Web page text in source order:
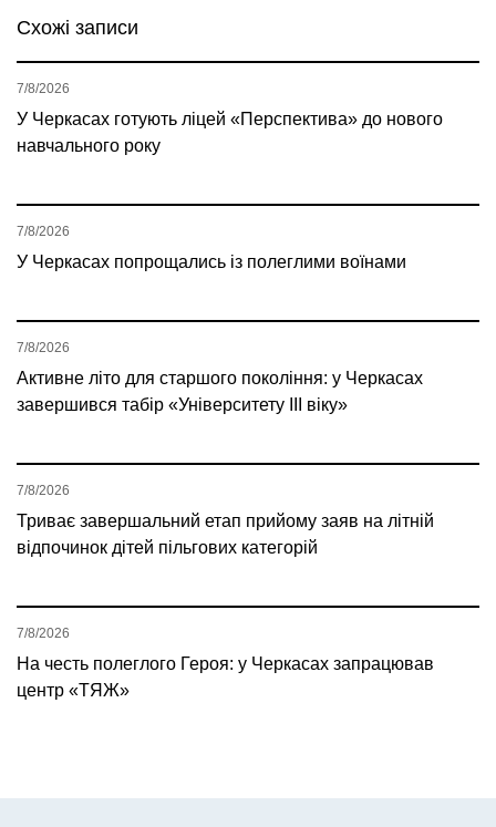
Схожі записи
У Черкасах готують ліцей «Перспектива» до нового
навчального року
7/8/2026
У Черкасах попрощались із полеглими воїнами
7/8/2026
Активне літо для старшого покоління: у Черкасах
завершився табір «Університету ІІІ віку»
7/8/2026
Триває завершальний етап прийому заяв на літній
відпочинок дітей пільгових категорій
7/8/2026
На честь полеглого Героя: у Черкасах запрацював
центр «ТЯЖ»
7/8/2026